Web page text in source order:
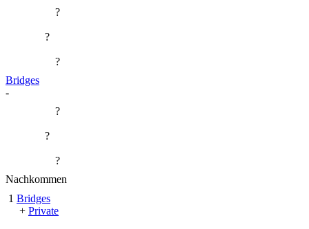
?
?
?
Bridges
-
?
?
?
Nachkommen
1 Bridges
+ Private